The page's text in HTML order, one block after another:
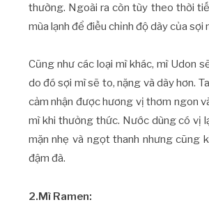
thường. Ngoài ra còn tùy theo thời
mùa lạnh để điều chỉnh độ dày của sợi
Cũng như các loại mì khác, mì Udon
do đó sợi mì sẽ to, nặng và dày hơn.
cảm nhận được hương vị thơm ngon
mì khi thưởng thức. Nước dùng có vị
mặn nhẹ và ngọt thanh nhưng cũng
đậm đà.
2.Mì Ramen: